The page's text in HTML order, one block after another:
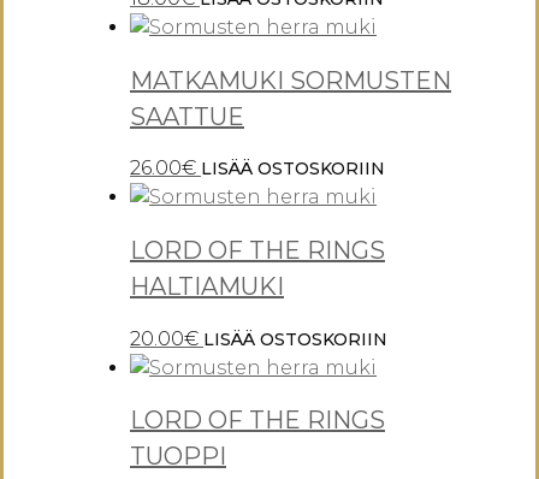
MATKAMUKI SORMUSTEN
SAATTUE
26.00€ LISÄÄ OSTOSKORIIN
LORD OF THE RINGS
HALTIAMUKI
20.00€ LISÄÄ OSTOSKORIIN
LORD OF THE RINGS
TUOPPI